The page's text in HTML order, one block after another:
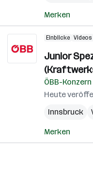
Merken
Einblicke Videos
Junior
ÖBB-Konzern
Heute
Innsbruck
Merken